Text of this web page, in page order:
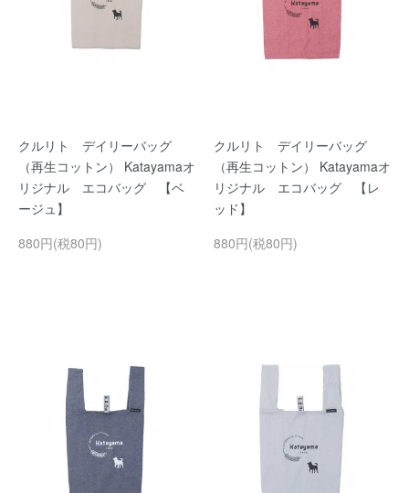
クルリト デイリーバッグ
（再生コットン） Katayamaオ
リジナル エコバッグ 【ベ
ージュ】
880円(税80円)
クルリト デイリーバッグ
（再生コットン） Katayamaオ
リジナル エコバッグ 【レ
ッド】
880円(税80円)